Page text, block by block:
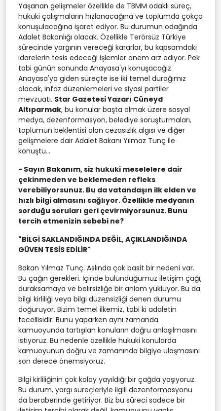
Yaşanan gelişmeler özellikle de TBMM odaklı süreç,
hukuki çalışmaların hızlanacağına ve toplumda çokça
konuşulacağına işaret ediyor. Bu durumun odağında
Adalet Bakanlığı olacak. Özellikle Terörsüz Türkiye
sürecinde yargının vereceği kararlar, bu kapsamdaki
idarelerin tesis edeceği işlemler önem arz ediyor. Pek
tabi günün sonunda Anayasa'yı konuşacağız.
Anayasa'ya giden süreçte ise iki temel durağımız
olacak, infaz düzenlemeleri ve siyasi partiler
mevzuatı. Star Gazetesi Yazarı Cüneyd
Altıparmak, bu konular başta olmak üzere sosyal
medya, dezenformasyon, belediye soruşturmaları,
toplumun beklentisi olan cezasızlık algısı ve diğer
gelişmelere dair Adalet Bakanı Yılmaz Tunç ile
konuştu...
- Sayın Bakanım, siz hukuki meselelere dair
çekinmeden ve beklemeden refleks
verebiliyorsunuz. Bu da vatandaşın ilk elden ve
hızlı bilgi almasını sağlıyor. Özellikle medyanın
sorduğu soruları geri çevirmiyorsunuz. Bunu
tercih etmenizin sebebi ne?
"BİLGİ SAKLANDIĞINDA DEĞİL, AÇIKLANDIĞINDA
GÜVEN TESİS EDİLİR"
Bakan Yılmaz Tunç: Aslında çok basit bir nedeni var.
Bu çağın gerekleri. İçinde bulunduğumuz iletişim çağı,
duraksamaya ve belirsizliğe bir anlam yüklüyor. Bu da
bilgi kirliliği veya bilgi düzensizliği denen durumu
doğuruyor. Bizim temel ilkemiz, tabi ki adaletin
tecellisidir. Bunu yaparken aynı zamanda
kamuoyunda tartışılan konuların doğru anlaşılmasını
istiyoruz. Bu nedenle özellikle hukuki konularda
kamuoyunun doğru ve zamanında bilgiye ulaşmasını
son derece önemsiyoruz.
Bilgi kirliliğinin çok kolay yayıldığı bir çağda yaşıyoruz.
Bu durum, yargı süreçleriyle ilgili dezenformasyonu
da beraberinde getiriyor. Biz bu süreci sadece bir